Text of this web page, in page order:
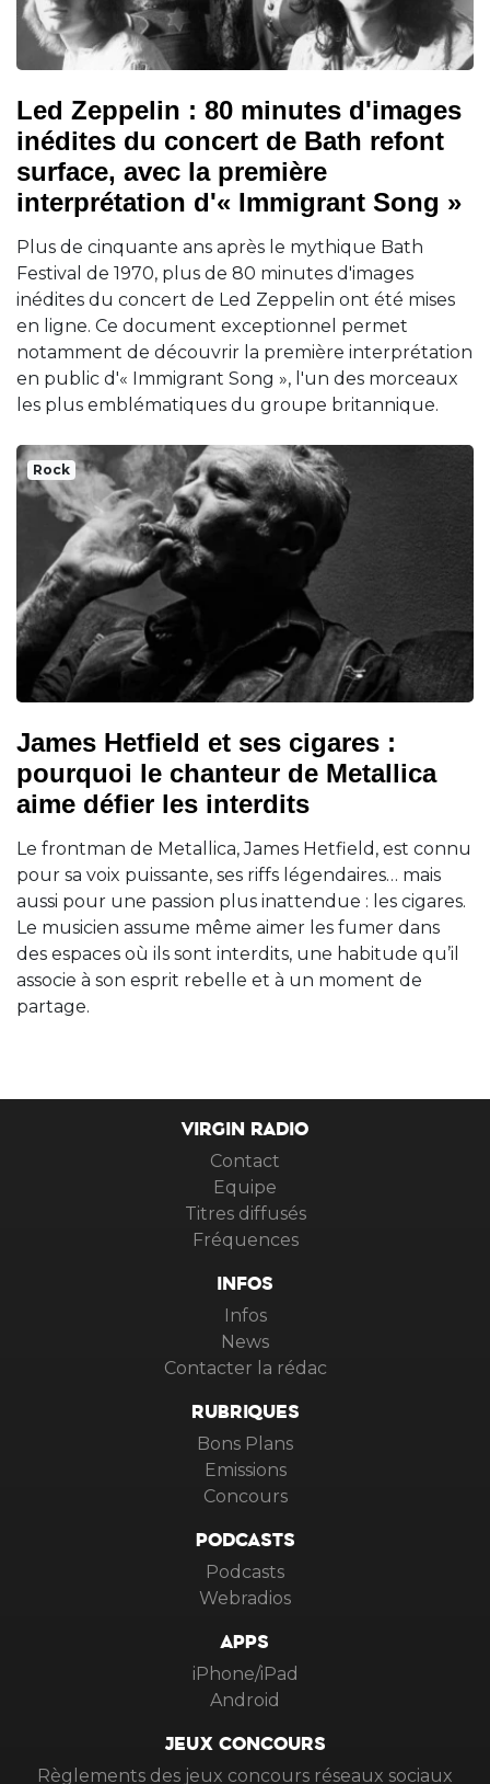
Led Zeppelin : 80 minutes d'images
inédites du concert de Bath refont
surface, avec la première
interprétation d'« Immigrant Song »
Plus de cinquante ans après le mythique Bath
Festival de 1970, plus de 80 minutes d'images
inédites du concert de Led Zeppelin ont été mises
en ligne. Ce document exceptionnel permet
notamment de découvrir la première interprétation
en public d'« Immigrant Song », l'un des morceaux
les plus emblématiques du groupe britannique.
Rock
James Hetfield et ses cigares :
pourquoi le chanteur de Metallica
aime défier les interdits
Le frontman de Metallica, James Hetfield, est connu
pour sa voix puissante, ses riffs légendaires… mais
aussi pour une passion plus inattendue : les cigares.
Le musicien assume même aimer les fumer dans
des espaces où ils sont interdits, une habitude qu’il
associe à son esprit rebelle et à un moment de
partage.
VIRGIN RADIO
Contact
Equipe
Titres diffusés
Fréquences
INFOS
Infos
News
Contacter la rédac
RUBRIQUES
Bons Plans
Emissions
Concours
PODCASTS
Podcasts
Webradios
APPS
iPhone/iPad
Android
JEUX CONCOURS
Règlements des jeux concours réseaux sociaux